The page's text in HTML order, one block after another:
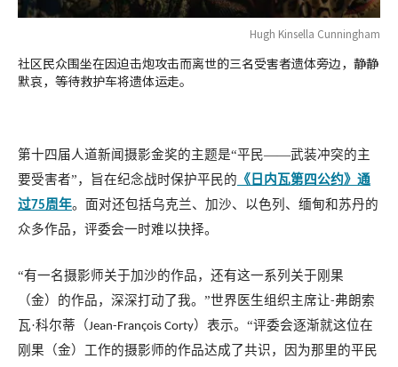
Hugh Kinsella Cunningham
社区民众围坐在因迫击炮攻击而离世的三名受害者遗体旁边，静静
默哀，等待救护车将遗体运走。
第十四届人道新闻摄影金奖的主题是“平民——武装冲突的主
要受害者”，旨在纪念战时保护平民的 《日内瓦第四公约》通
过75周年。面对还包括乌克兰、加沙、以色列、缅甸和苏丹的
众多作品，评委会一时难以抉择。
“有一名摄影师关于加沙的作品，还有这一系列关于刚果
（金）的作品，深深打动了我。”世界医生组织主席让-弗朗索
瓦·科尔蒂（Jean-François Corty）表示。“评委会逐渐就这位在
刚果（金）工作的摄影师的作品达成了共识，因为那里的平民